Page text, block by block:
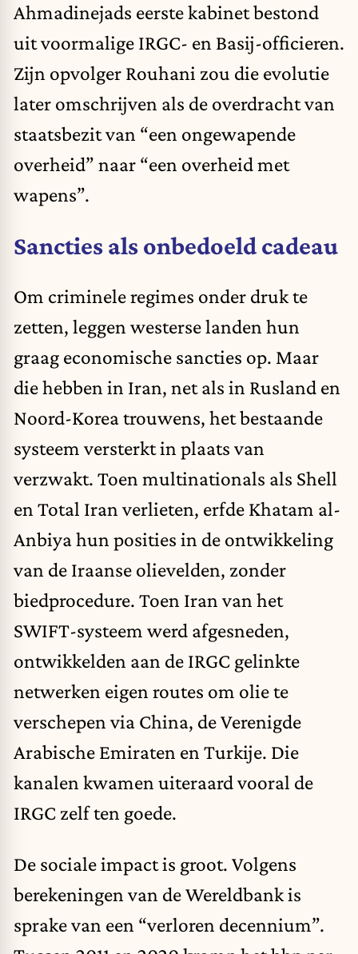
Ahmadinejads eerste kabinet bestond
uit voormalige IRGC- en Basij-officieren.
Zijn opvolger Rouhani zou die evolutie
later omschrijven als de overdracht van
staatsbezit van “een ongewapende
overheid” naar “een overheid met
wapens”.
Sancties als onbedoeld cadeau
Om criminele regimes onder druk te
zetten, leggen westerse landen hun
graag economische sancties op. Maar
die hebben in Iran, net als in Rusland en
Noord-Korea trouwens, het bestaande
systeem versterkt in plaats van
verzwakt. Toen multinationals als Shell
en Total Iran verlieten, erfde Khatam al-
Anbiya hun posities in de ontwikkeling
van de Iraanse olievelden, zonder
biedprocedure. Toen Iran van het
SWIFT-systeem werd afgesneden,
ontwikkelden aan de IRGC gelinkte
netwerken eigen routes om olie te
verschepen via China, de Verenigde
Arabische Emiraten en Turkije. Die
kanalen kwamen uiteraard vooral de
IRGC zelf ten goede.
De sociale impact is groot. Volgens
berekeningen van de Wereldbank is
sprake van een “verloren decennium”.